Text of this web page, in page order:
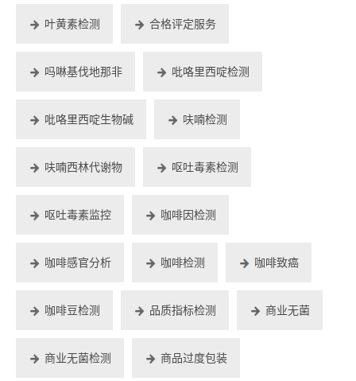
叶黄素检测 合格评定服务
吗啉基伐地那非 吡咯里西啶检测
吡咯里西啶生物碱 呋喃检测
呋喃西林代谢物 呕吐毒素检测
呕吐毒素监控 咖啡因检测
咖啡感官分析 咖啡检测 咖啡致癌
咖啡豆检测 品质指标检测 商业无菌
商业无菌检测 商品过度包装